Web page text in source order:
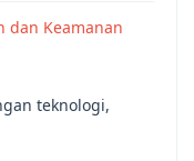
dan Keamanan
teknologi,